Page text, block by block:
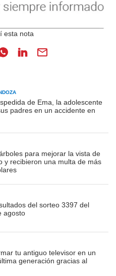
de Ema, la adolescente
padres en un accidente en
para mejorar la vista de
y recibieron una multa de más
del sorteo 3397 del
agosto
tu antiguo televisor en un
generación gracias al